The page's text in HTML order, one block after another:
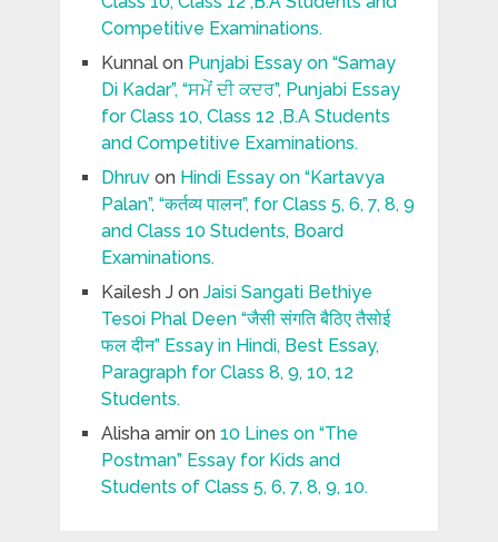
Competitive Examinations.
Kunnalon Punjabi Essay on “Samay
Di Kadar”, “ਸਮੇਂ ਦੀ ਕਦਰ”, Punjabi Essay
for Class 10, Class 12 ,B.A Students
and Competitive Examinations.
Dhruvon Hindi Essay on “Kartavya
Palan”, “कर्तव्य पालन”, for Class 5, 6, 7, 8, 9
and Class 10 Students, Board
Examinations.
Kailesh Jon Jaisi Sangati Bethiye
Tesoi Phal Deen “जैसी संगति बैठिए तैसोई
फल दीन” Essay in Hindi, Best Essay,
Paragraph for Class 8, 9, 10, 12
Students.
Alisha amiron 10 Lines on “The
Postman” Essay for Kids and
Students of Class 5, 6, 7, 8, 9, 10.